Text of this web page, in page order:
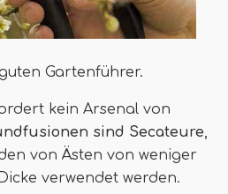
Gartenführer.
kein Arsenal von
sind Secateure,
von Ästen von weniger
verwendet werden.